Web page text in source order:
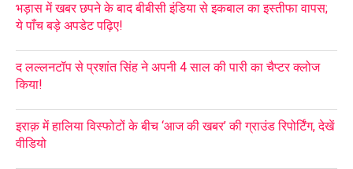
भड़ास में खबर छपने के बाद बीबीसी इंडिया से इकबाल का इस्तीफा वापस;
ये पाँच बड़े अपडेट पढ़िए!
द लल्लनटॉप से प्रशांत सिंह ने अपनी 4 साल की पारी का चैप्टर क्लोज
किया!
इराक़ में हालिया विस्फोटों के बीच ‘आज की खबर’ की ग्राउंड रिपोर्टिंग, देखें
वीडियो